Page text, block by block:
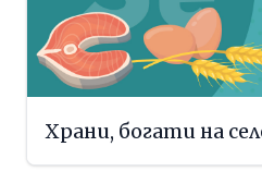
Храни, богати на